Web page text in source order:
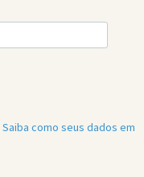
Saiba como seus dados em